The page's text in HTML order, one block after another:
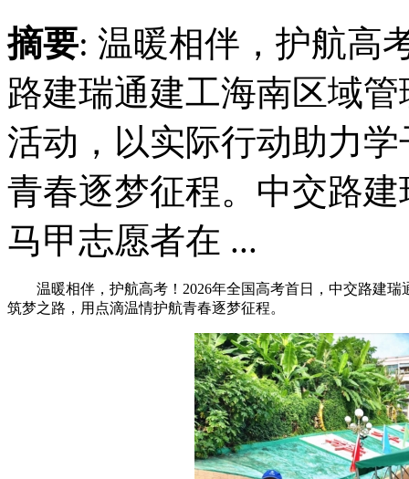
摘要: 温暖相伴，护航高
路建瑞通建工海南区域
活动，以实际行动助力
青春逐梦征程。中交路
马甲志愿者在 ...
温暖相伴，护航高考！2026年全国高考首日，中交路建
筑梦之路，用点滴温情护航青春逐梦征程。